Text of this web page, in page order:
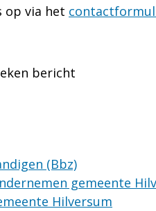
op via het
bericht
(Bbz)
gemeente
Hilversum